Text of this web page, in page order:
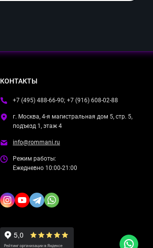
КОНТАКТЫ
+7 (495) 488-66-90; +7 (916) 608-02-88
г. Москва, 4-я магистральная дом 5, стр. 5,
подъезд 1, этаж 4
info@rommani.ru
Режим работы:
Ежедневно 10:00-21:00